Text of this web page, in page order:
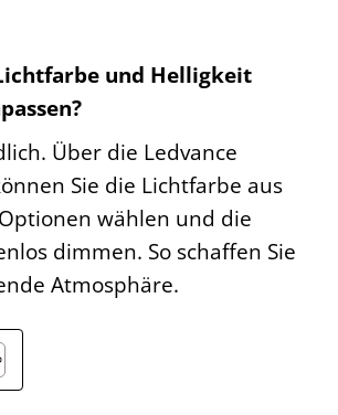
und Helligkeit
Über die Ledvance
Sie die Lichtfarbe aus
wählen und die
dimmen. So schaffen Sie
Atmosphäre.